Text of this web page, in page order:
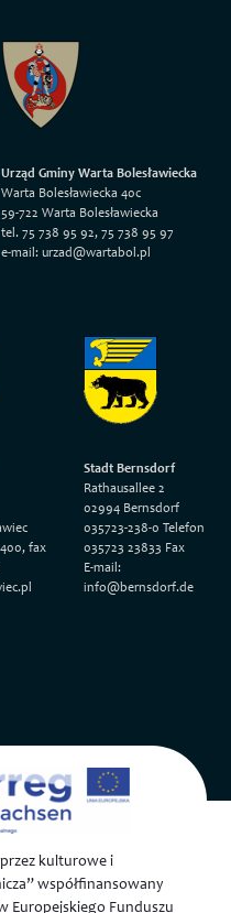
Urząd Gminy Warta Bolesławiecka
Warta Bolesławiecka 40c
59-722 Warta Bolesławiecka
tel. 75 738 95 92, 75 738 95 97
e-mail: urzad@wartabol.pl
fax
Stadt Bernsdorf
Rathausallee 2
02994 Bernsdorf
035723-238-0 Telefon
035723 23833 Fax
E-mail:
info@bernsdorf.de
kulturowe i
współfinansowany
Europejskiego Funduszu